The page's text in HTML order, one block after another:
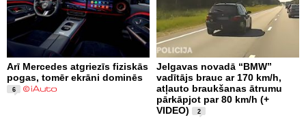
Arī Mercedes atgriezīs fiziskās
pogas, tomēr ekrāni dominēs
6
Jelgavas novadā “BMW”
vadītājs brauc ar 170 km/h,
atļauto braukšanas ātrumu
pārkāpjot par 80 km/h (+
VIDEO)
2